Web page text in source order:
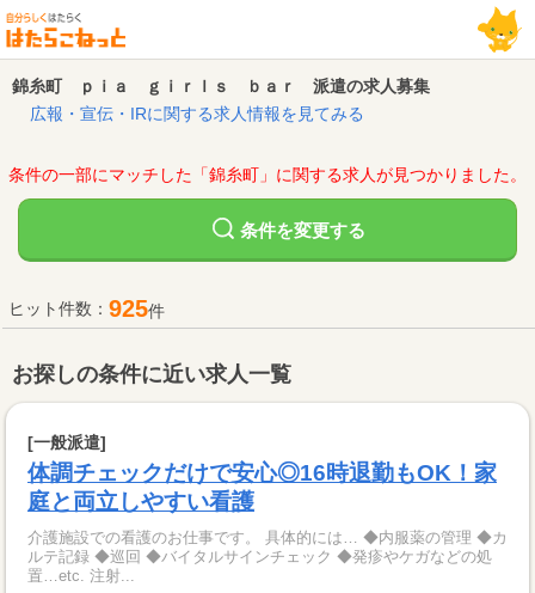
錦糸町 ｐｉａ ｇｉｒｌｓ ｂａｒ 派遣の求人募集
広報・宣伝・IRに関する求人情報を見てみる
条件の一部にマッチした「錦糸町」に関する求人が見つかりました。
条件を変更する
ヒット件数： 925件
お探しの条件に近い求人一覧
[一般派遣]
体調チェックだけで安心◎16時退勤もOK！家
庭と両立しやすい看護
介護施設での看護のお仕事です。 具体的には… ◆内服薬の管理 ◆カ
ルテ記録 ◆巡回 ◆バイタルサインチェック ◆発疹やケガなどの処
置…etc. 注射...